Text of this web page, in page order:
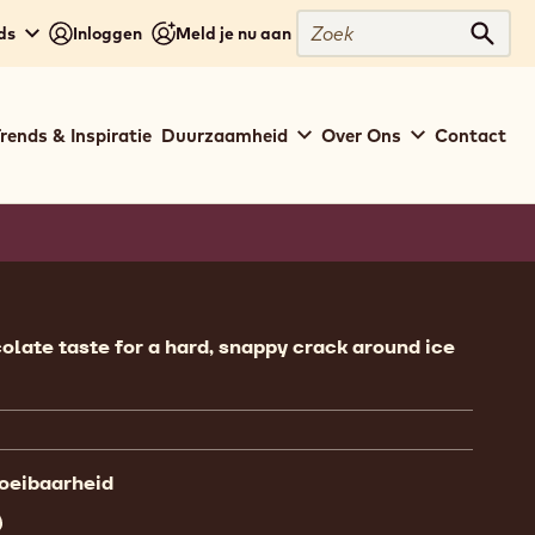
Inloggen Meld je nu aan
Zoek
Zoek
& Inspiratie Duurzaamheid Over Ons Contact
taste for a hard, snappy crack around ice